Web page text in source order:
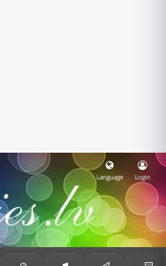
Language Login